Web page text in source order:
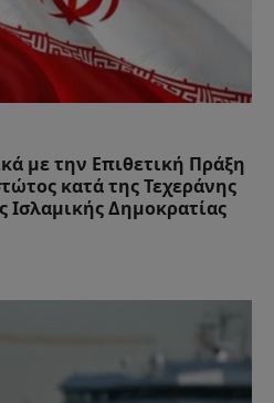
με την Επιθετική Πράξη
κατά της Τεχεράνης
Δημοκρατίας